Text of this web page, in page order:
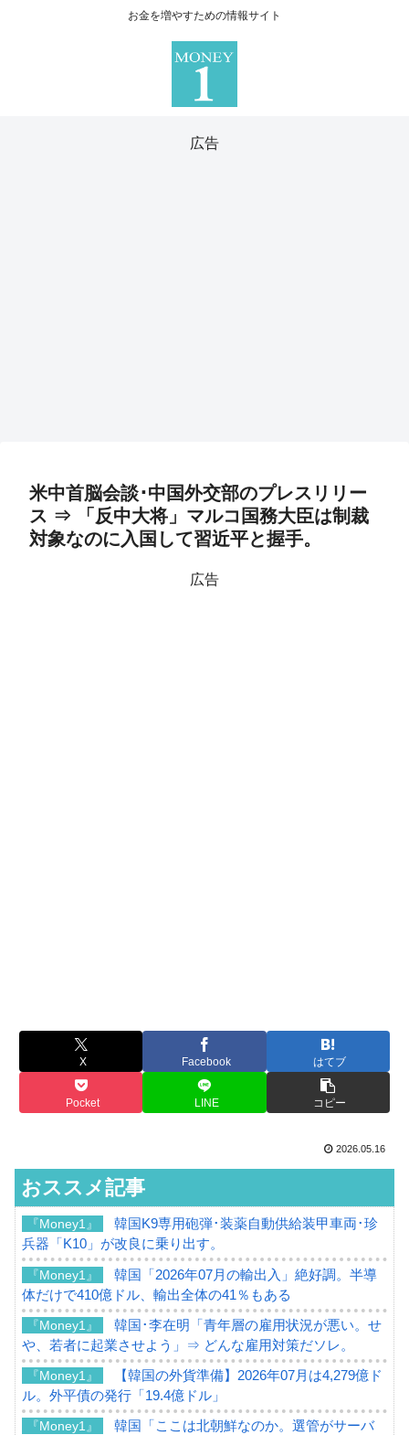
お金を増やすための情報サイト
広告
米中首脳会談･中国外交部のプレスリリー
ス ⇒ 「反中大将」マルコ国務大臣は制裁
対象なのに入国して習近平と握手。
広告
X Facebook はてブ
Pocket LINE コピー
2026.05.16
おススメ記事
『Money1』
韓国K9専用砲弾･装薬自動供給装甲車両･珍
兵器「K10」が改良に乗り出す。
『Money1』
韓国「2026年07月の輸出入」絶好調。半導
体だけで410億ドル、輸出全体の41％もある
『Money1』
韓国･李在明「青年層の雇用状況が悪い。せ
や、若者に起業させよう」⇒ どんな雇用対策だソレ。
『Money1』
【韓国の外貨準備】2026年07月は4,279億ド
ル。外平債の発行「19.4億ドル」
『Money1』
韓国「ここは北朝鮮なのか。選管がサーバ